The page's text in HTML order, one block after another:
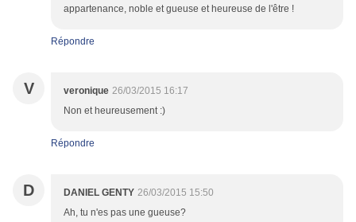
appartenance, noble et gueuse et heureuse de l'être !
Répondre
V veronique 26/03/2015 16:17
Non et heureusement :)
Répondre
D DANIEL GENTY 26/03/2015 15:50
Ah, tu n'es pas une gueuse?